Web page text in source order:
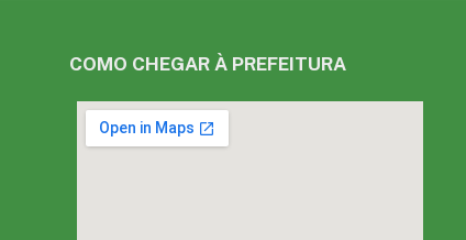
COMO CHEGAR À PREFEITURA